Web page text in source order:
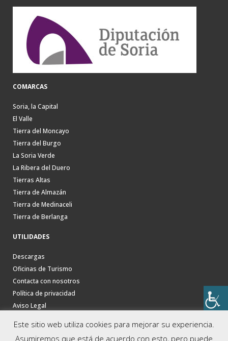
COMARCAS
Soria, la Capital
El Valle
Tierra del Moncayo
Tierra del Burgo
La Soria Verde
La Ribera del Duero
Tierras Altas
Tierra de Almazán
Tierra de Medinaceli
Tierra de Berlanga
UTILIDADES
Descargas
Oficinas de Turismo
Contacta con nosotros
Política de privacidad
Aviso Legal
Este sitio web utiliza cookies para mejorar su experiencia.
Asumiremos que está de acuerdo con esto, pero puede